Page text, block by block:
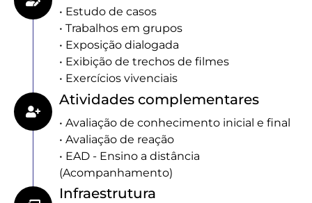
• Estudo de casos
• Trabalhos em grupos
• Exposição dialogada
• Exibição de trechos de filmes
• Exercícios vivenciais
Atividades complementares
• Avaliação de conhecimento inicial e final
• Avaliação de reação
• EAD - Ensino a distância
(Acompanhamento)
Infraestrutura